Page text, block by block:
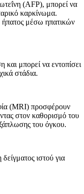
(AFP), μπορεί να
καρκίνωμα.
ήπατος μέσω ηπατικών
και μπορεί να εντοπίσει
στάδια.
(MRI) προσφέρουν
στον καθορισμό του
του όγκου.
ιστού για